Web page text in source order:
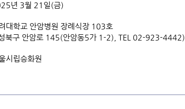
년 3월 21일(금)
대학교 안암병원 장례식장 103호
구 안암로 145(안암동5가 1-2), TEL 02-923-4442)
시립승화원